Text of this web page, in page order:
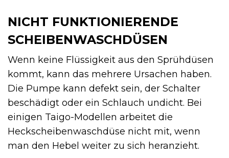
NICHT FUNKTIONIERENDE
SCHEIBENWASCHDÜSEN
Wenn keine Flüssigkeit aus den Sprühdüsen
kommt, kann das mehrere Ursachen haben.
Die Pumpe kann defekt sein, der Schalter
beschädigt oder ein Schlauch undicht. Bei
einigen Taigo-Modellen arbeitet die
Heckscheibenwaschdüse nicht mit, wenn
man den Hebel weiter zu sich heranzieht.